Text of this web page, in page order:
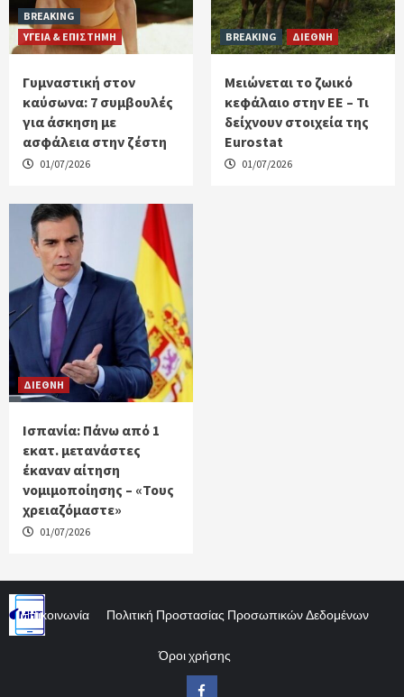
BREAKING
ΥΓΕΙΑ & ΕΠΙΣΤΗΜΗ
Γυμναστική στον
καύσωνα: 7 συμβουλές
για άσκηση με
ασφάλεια στην ζέστη
01/07/2026
BREAKING ΔΙΕΘΝΗ
Μειώνεται το ζωικό
κεφάλαιο στην ΕΕ – Τι
δείχνουν στοιχεία της
Eurostat
01/07/2026
ΔΙΕΘΝΗ
Ισπανία: Πάνω από 1
εκατ. μετανάστες
έκαναν αίτηση
νομιμοποίησης – «Τους
χρειαζόμαστε»
01/07/2026
Επικοινωνία Πολιτική Προστασίας Προσωπικών Δεδομένων
Όροι χρήσης